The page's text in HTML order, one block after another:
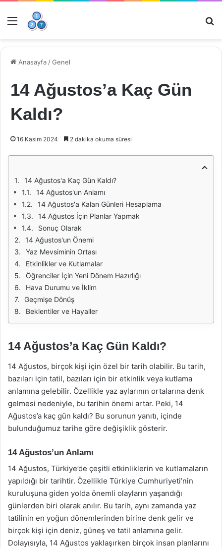
Menü
Anasayfa /Genel
14 Ağustos’a Kaç Gün
Kaldı?
16 Kasım 2024 2 dakika okuma süresi
14 Ağustos'a Kaç Gün Kaldı?
14 Ağustos'un Anlamı
14 Ağustos'a Kalan Günleri Hesaplama
14 Ağustos İçin Planlar Yapmak
Sonuç Olarak
14 Ağustos'un Önemi
Yaz Mevsiminin Ortası
Etkinlikler ve Kutlamalar
Öğrenciler İçin Yeni Dönem Hazırlığı
Hava Durumu ve İklim
Geçmişe Dönüş
Beklentiler ve Hayaller
14 Ağustos’a Kaç Gün Kaldı?
14 Ağustos, birçok kişi için özel bir tarih olabilir. Bu tarih,
bazıları için tatil, bazıları için bir etkinlik veya kutlama
anlamına gelebilir. Özellikle yaz aylarının ortalarına denk
gelmesi nedeniyle, bu tarihin önemi artar. Peki, 14
Ağustos’a kaç gün kaldı? Bu sorunun yanıtı, içinde
bulunduğumuz tarihe göre değişiklik gösterir.
14 Ağustos’un Anlamı
14 Ağustos, Türkiye’de çeşitli etkinliklerin ve kutlamaların
yapıldığı bir tarihtir. Özellikle Türkiye Cumhuriyeti’nin
kuruluşuna giden yolda önemli olayların yaşandığı
günlerden biri olarak anılır. Bu tarih, aynı zamanda yaz
tatilinin en yoğun dönemlerinden birine denk gelir ve
birçok kişi için deniz, güneş ve tatil anlamına gelir.
Dolayısıyla, 14 Ağustos yaklaşırken birçok insan planlarını